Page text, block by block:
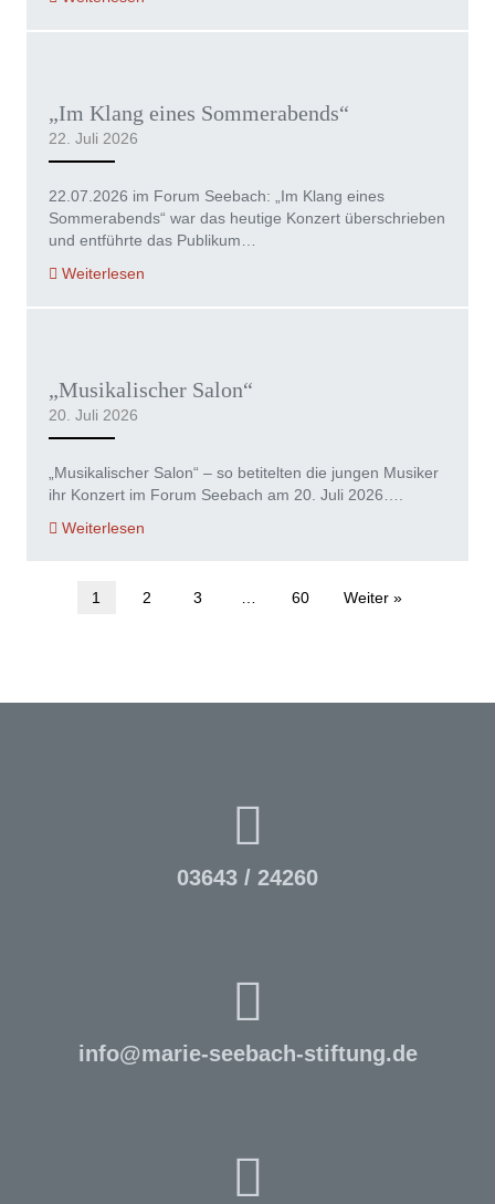
„Im Klang eines Sommerabends“
22. Juli 2026
22.07.2026 im Forum Seebach: „Im Klang eines
Sommerabends“ war das heutige Konzert überschrieben
und entführte das Publikum…
Weiterlesen
„Musikalischer Salon“
20. Juli 2026
„Musikalischer Salon“ – so betitelten die jungen Musiker
ihr Konzert im Forum Seebach am 20. Juli 2026….
Weiterlesen
1 2 3 60 Weiter »
03643 / 24260
info@marie-seebach-stiftung.de